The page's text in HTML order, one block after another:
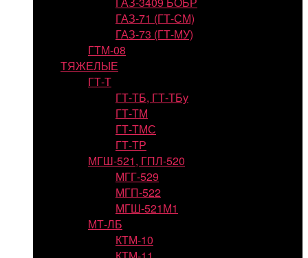
ГАЗ-71 (ГТ-СМ)
ГАЗ-73 (ГТ-МУ)
ГТМ-08
ТЯЖЕЛЫЕ
ГТ-Т
ГТ-ТБ, ГТ-ТБу
ГТ-ТМ
ГТ-ТМС
ГТ-ТР
МГШ-521, ГПЛ-520
МГГ-529
МГП-522
МГШ-521М1
МТ-ЛБ
КТМ-10